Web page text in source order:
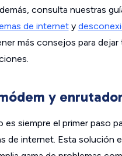
consulta nuestras
de internety
más consejos para dejar
y enrutador
es siempre el primer paso
de internet. Esta solución